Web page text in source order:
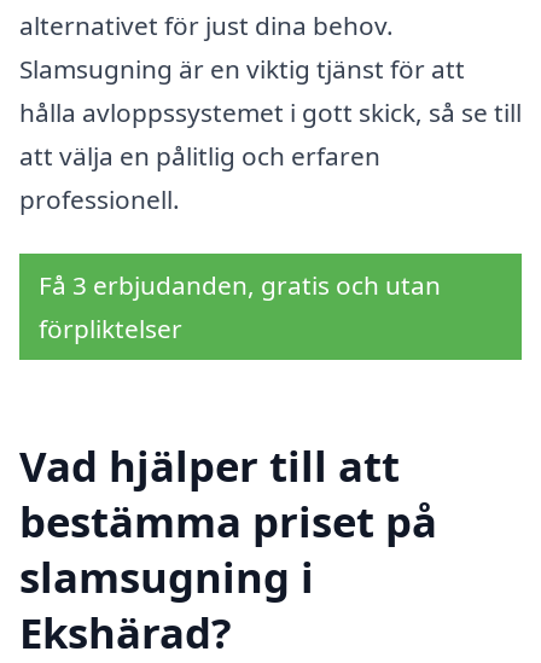
alternativet för just dina behov.
Slamsugning är en viktig tjänst för att
hålla avloppssystemet i gott skick, så se till
att välja en pålitlig och erfaren
professionell.
Få 3 erbjudanden, gratis och utan
förpliktelser
Vad hjälper till att
bestämma priset på
slamsugning i
Ekshärad?